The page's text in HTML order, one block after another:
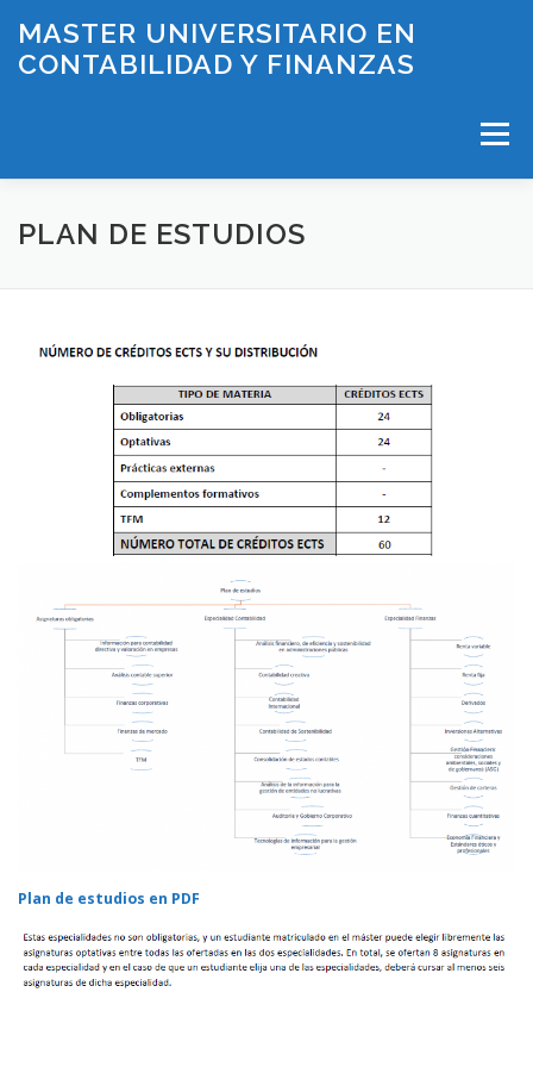
contenido
MASTER UNIVERSITARIO EN
CONTABILIDAD Y FINANZAS
Menú
INICIO PLAN DE ESTUDIOS
LÍNEAS DE INVESTIGACIÓN BECAS CONTACTO
PLAN DE ESTUDIOS
Plan de estudios en PDF